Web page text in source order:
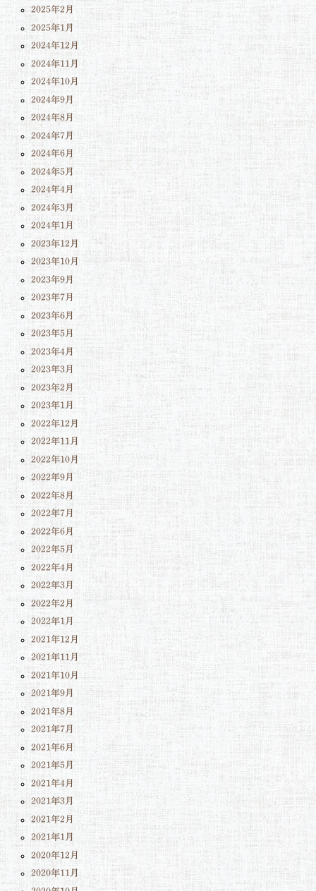
2025年2月
2025年1月
2024年12月
2024年11月
2024年10月
2024年9月
2024年8月
2024年7月
2024年6月
2024年5月
2024年4月
2024年3月
2024年1月
2023年12月
2023年10月
2023年9月
2023年7月
2023年6月
2023年5月
2023年4月
2023年3月
2023年2月
2023年1月
2022年12月
2022年11月
2022年10月
2022年9月
2022年8月
2022年7月
2022年6月
2022年5月
2022年4月
2022年3月
2022年2月
2022年1月
2021年12月
2021年11月
2021年10月
2021年9月
2021年8月
2021年7月
2021年6月
2021年5月
2021年4月
2021年3月
2021年2月
2021年1月
2020年12月
2020年11月